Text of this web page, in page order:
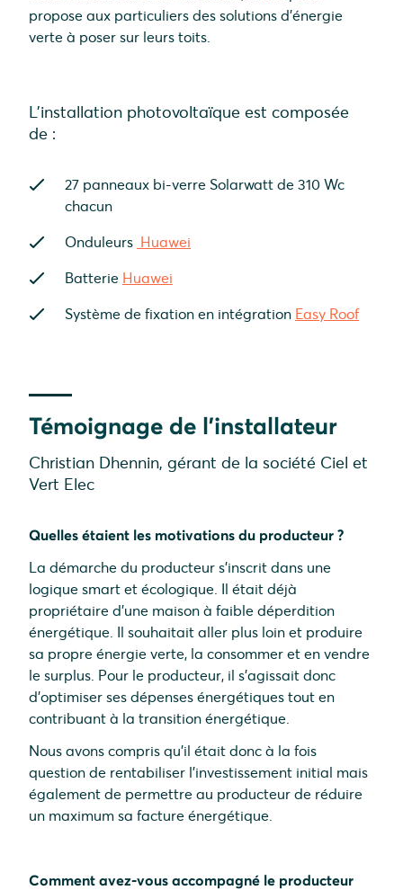
propose aux particuliers des solutions d'énergie
verte à poser sur leurs toits.
L’installation photovoltaïque est composée
de :
27 panneaux bi-verre Solarwatt de 310 Wc
chacun
Onduleurs Huawei
Batterie Huawei
Système de fixation en intégration Easy Roof
Témoignage de l'installateur
Christian Dhennin, gérant de la société Ciel et
Vert Elec
Quelles étaient les motivations du producteur ?
La démarche du producteur s'inscrit dans une
logique smart et écologique. Il était déjà
propriétaire d'une maison à faible déperdition
énergétique. Il souhaitait aller plus loin et produire
sa propre énergie verte, la consommer et en vendre
le surplus. Pour le producteur, il s'agissait donc
d'optimiser ses dépenses énergétiques tout en
contribuant à la transition énergétique.
Nous avons compris qu'il était donc à la fois
question de rentabiliser l'investissement initial mais
également de permettre au producteur de réduire
un maximum sa facture énergétique.
Comment avez-vous accompagné le producteur